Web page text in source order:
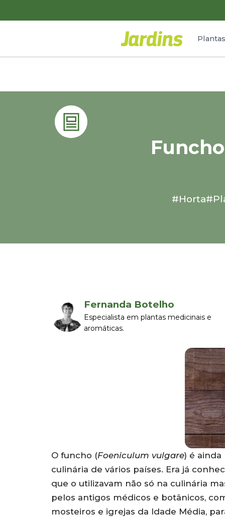
Plantas
#Horta
Fernanda Botelho
Especialista em plantas medicinais e
aromáticas.
O funcho (Foeniculum vulgare) é
culinária de vários países. Era já
que o utilizavam não só na culinária
pelos antigos médicos e botânicos,
mosteiros e igrejas da Idade Média,